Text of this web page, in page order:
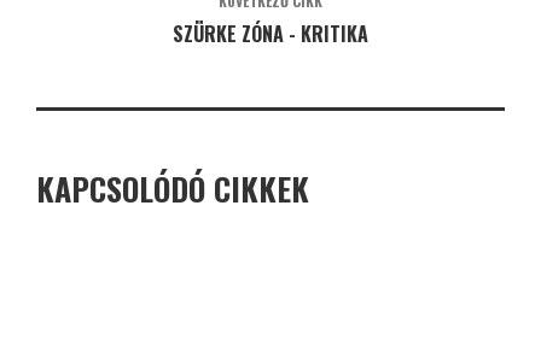
SZÜRKE ZÓNA - KRITIKA
KAPCSOLÓDÓ CIKKEK